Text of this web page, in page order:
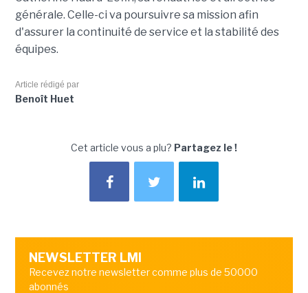
générale. Celle-ci va poursuivre sa mission afin
d'assurer la continuité de service et la stabilité des
équipes.
Article rédigé par
Benoît Huet
Cet article vous a plu? Partagez le !
NEWSLETTER LMI
Recevez notre newsletter comme plus de 50000
abonnés